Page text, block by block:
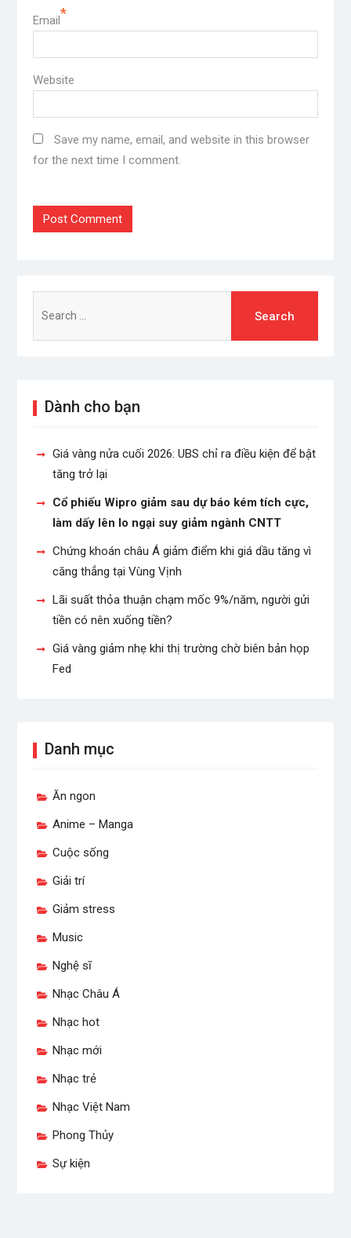
Email *
Website
Save my name, email, and website in this browser
for the next time I comment.
for:
Dành cho bạn
Giá vàng nửa cuối 2026: UBS chỉ ra điều kiện để bật
tăng trở lại
Cổ phiếu Wipro giảm sau dự báo kém tích cực,
làm dấy lên lo ngại suy giảm ngành CNTT
Chứng khoán châu Á giảm điểm khi giá dầu tăng vì
căng thẳng tại Vùng Vịnh
Lãi suất thỏa thuận chạm mốc 9%/năm, người gửi
tiền có nên xuống tiền?
Giá vàng giảm nhẹ khi thị trường chờ biên bản họp
Fed
Danh mục
Ăn ngon
Anime – Manga
Cuộc sống
Giải trí
Giảm stress
Music
Nghệ sĩ
Nhạc Châu Á
Nhạc hot
Nhạc mới
Nhạc trẻ
Nhạc Việt Nam
Phong Thủy
Sự kiện